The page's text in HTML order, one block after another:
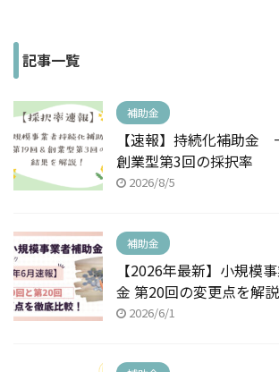
記事一覧
補助金
【速報】持続化補助金
創業型第3回の採択率
2026/8/5
補助金
【2026年最新】小規模
金 第20回の変更点を解説
2026/6/1